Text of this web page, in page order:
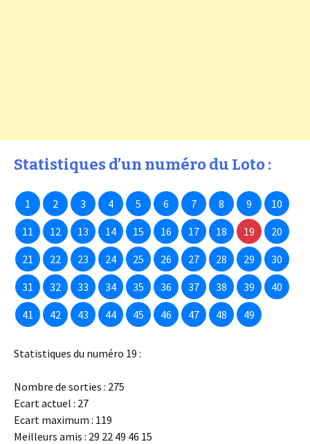
Statistiques d’un numéro du Loto :
1 2 3 4 5 6 7 8 9
10
11
12 13 14 15 16 17 18 19
20
21
22 23 24 25 26 27 28 29
30
31
32 33 34 35 36 37 38 39
40
41
42 43 44 45 46 47 48 49
Statistiques du numéro 19 :
Nombre de sorties : 275
Ecart actuel : 27
Ecart maximum : 119
Meilleurs amis : 29 22 49 46 15